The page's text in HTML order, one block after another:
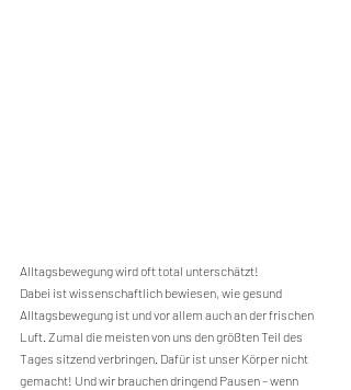
Alltagsbewegung wird oft total unterschätzt!
Dabei ist wissenschaftlich bewiesen, wie gesund
Alltagsbewegung ist und vor allem auch an der frischen
Luft. Zumal die meisten von uns den größten Teil des
Tages sitzend verbringen. Dafür ist unser Körper nicht
gemacht! Und wir brauchen dringend Pausen – wenn